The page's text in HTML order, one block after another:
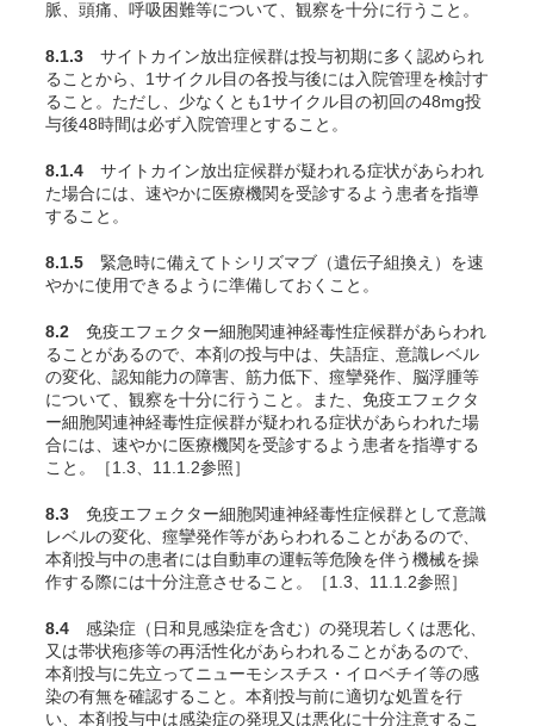
脈、頭痛、呼吸困難等について、観察を十分に行うこと。
8.1.3 サイトカイン放出症候群は投与初期に多く認められ
ることから、1サイクル目の各投与後には入院管理を検討す
ること。ただし、少なくとも1サイクル目の初回の48mg投
与後48時間は必ず入院管理とすること。
8.1.4 サイトカイン放出症候群が疑われる症状があらわれ
た場合には、速やかに医療機関を受診するよう患者を指導
すること。
8.1.5 緊急時に備えてトシリズマブ（遺伝子組換え）を速
やかに使用できるように準備しておくこと。
8.2 免疫エフェクター細胞関連神経毒性症候群があらわれ
ることがあるので、本剤の投与中は、失語症、意識レベル
の変化、認知能力の障害、筋力低下、痙攣発作、脳浮腫等
について、観察を十分に行うこと。また、免疫エフェクタ
ー細胞関連神経毒性症候群が疑われる症状があらわれた場
合には、速やかに医療機関を受診するよう患者を指導する
こと。［1.3、11.1.2参照］
8.3 免疫エフェクター細胞関連神経毒性症候群として意識
レベルの変化、痙攣発作等があらわれることがあるので、
本剤投与中の患者には自動車の運転等危険を伴う機械を操
作する際には十分注意させること。［1.3、11.1.2参照］
8.4 感染症（日和見感染症を含む）の発現若しくは悪化、
又は帯状疱疹等の再活性化があらわれることがあるので、
本剤投与に先立ってニューモシスチス・イロベチイ等の感
染の有無を確認すること。本剤投与前に適切な処置を行
い、本剤投与中は感染症の発現又は悪化に十分注意するこ